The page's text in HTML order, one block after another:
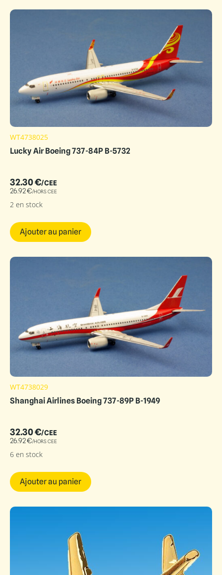
WT4738025
Lucky Air Boeing 737-84P B-5732
32.30€/CEE
26.92€/HORS CEE
2 en stock
Ajouter au panier
WT4738029
Shanghai Airlines Boeing 737-89P B-1949
32.30€/CEE
26.92€/HORS CEE
6 en stock
Ajouter au panier